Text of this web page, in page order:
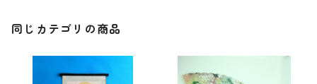
同じカテゴリの商品